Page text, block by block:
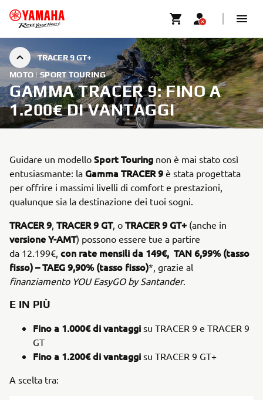
TRACER 9 GT+
MOTO | SPORT TOURING
GAMMA TRACER 9: FINO A
1.200€ DI VANTAGGI
Guidare un modello Sport Touring non è mai stato così
entusiasmante: la Gamma TRACER 9 è stata progettata
per offrire i massimi livelli di comfort e prestazioni,
qualunque sia la destinazione dei tuoi sogni.
TRACER 9, TRACER 9 GT, o TRACER 9 GT+ (anche in
versione Y-AMT) possono essere tue a partire
da 12.199€, con rate mensili da 149€, TAN 6,99% (tasso
fisso) – TAEG 9,90% (tasso fisso)*, grazie al
finanziamento YOU EasyGO by Santander.
E IN PIÙ
Fino a 1.000€ di vantaggi su TRACER 9 e TRACER 9
GT
Fino a 1.200€ di vantaggi su TRACER 9 GT+
A scelta tra: